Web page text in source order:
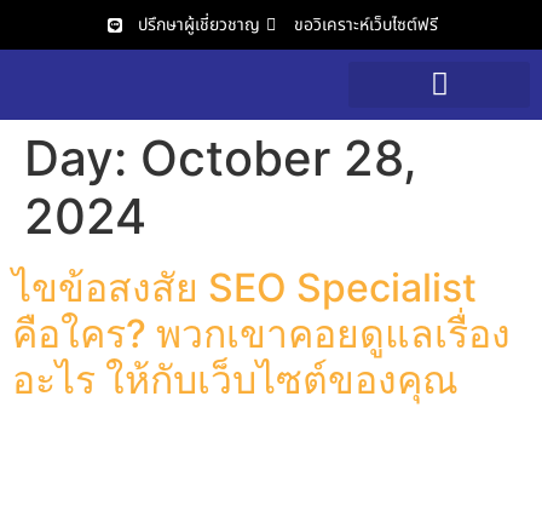
ปรึกษาผู้เชี่ยวชาญ ขอวิเคราะห์เว็บไซต์ฟรี
Day: October 28,
2024
ไขข้อสงสัย SEO Specialist
คือใคร? พวกเขาคอยดูแลเรื่อง
อะไร ให้กับเว็บไซต์ของคุณ